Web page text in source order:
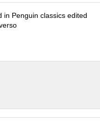
in Penguin classics edited